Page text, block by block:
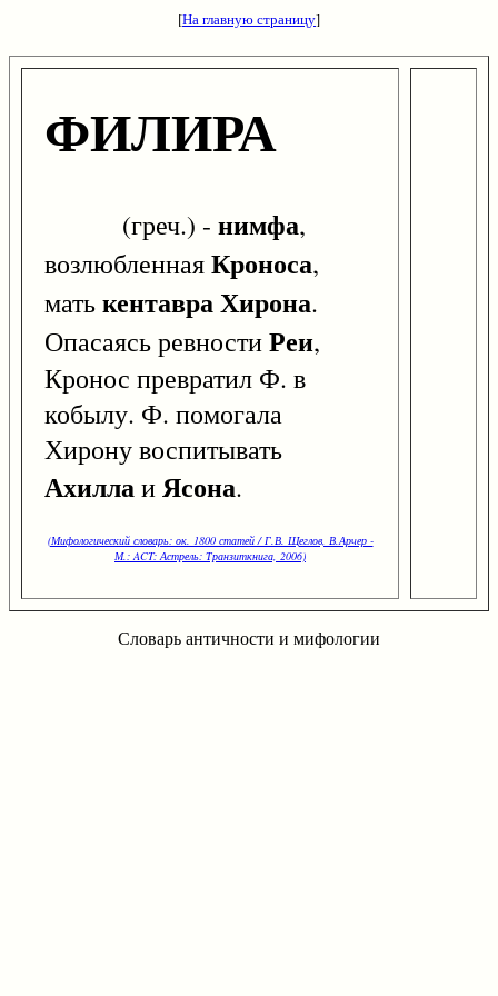
[На главную страницу]
ФИЛИРА
(греч.) - нимфа,
возлюбленнаяКроноса,
матькентавраХирона.
Опасаясь ревностиРеи,
Кронос превратил Ф. в
кобылу. Ф. помогала
Хирону воспитывать
АхиллаиЯсона.
(Мифологический словарь: ок. 1800 статей / Г.В. Щеглов, В.Арчер -
М.: ACT: Астрель: Транзиткнига, 2006)
Словарь античности и мифологии